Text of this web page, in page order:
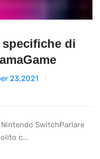
di
23,2021
SwitchParlare
c...